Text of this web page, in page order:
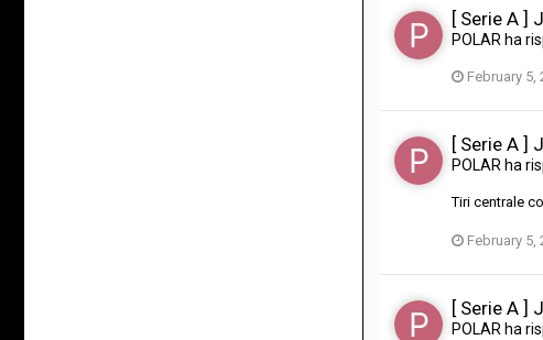
[ Serie A ]
POLAR ha
February 5,
[ Serie A ]
POLAR ha
Tiri centrale
February 5,
[ Serie A ]
POLAR ha